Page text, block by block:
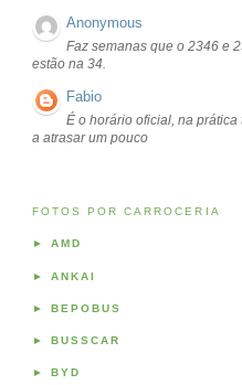
Anonymous
Faz semanas que o 2346 e
estão na 34.
Fabio
É o horário oficial, na prática
a atrasar um pouco
FOTOS POR CARROCERIA
► AMD
► ANKAI
► BEPOBUS
► BUSSCAR
► BYD